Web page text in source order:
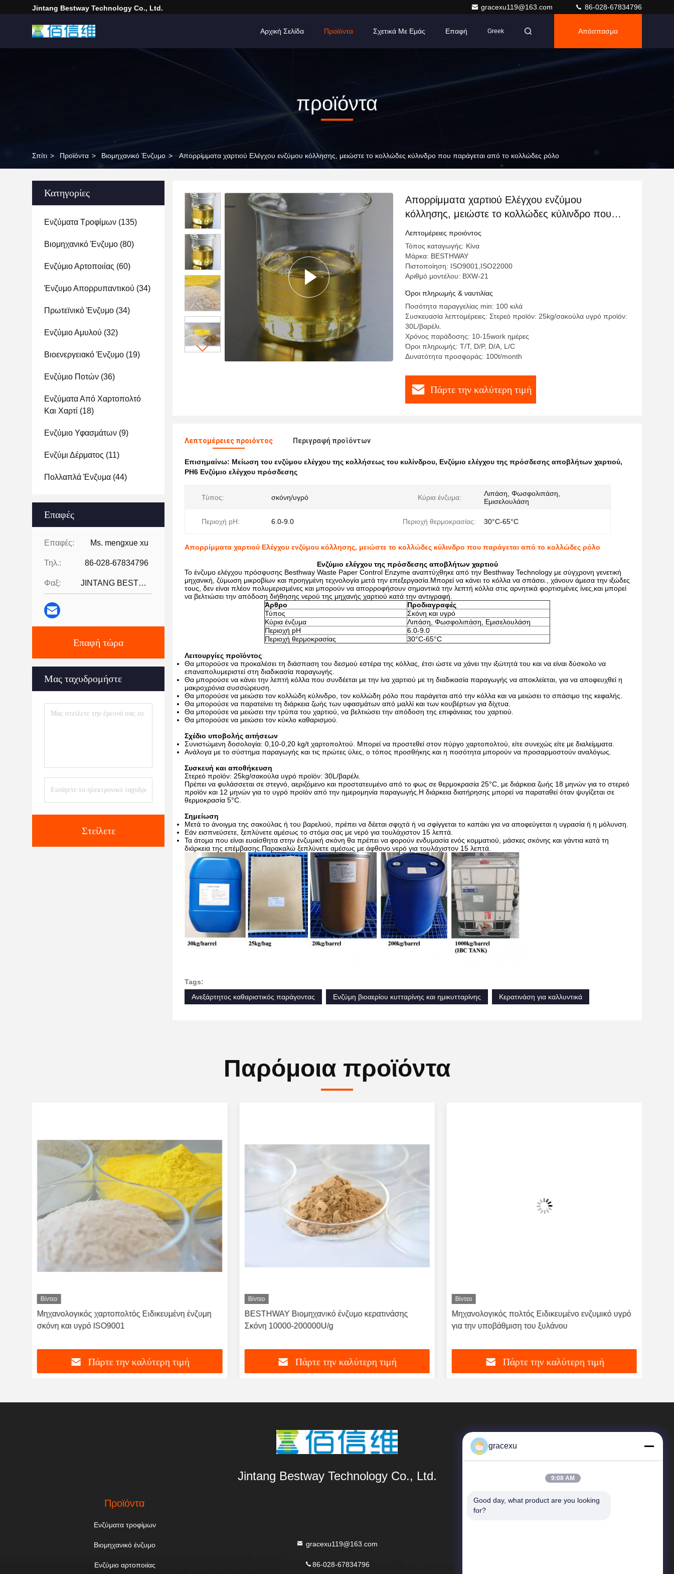
Jintang Bestway Technology Co., Ltd. gracexu119@163.com 86-028-67834796
Αρχική Σελίδα Προϊόντα Σχετικά Με Εμάς Επαφή Greek Απόσπασμα
προϊόντα
Σπίτι > Προϊόντα > Βιομηχανικό Ένζυμο > Απορρίμματα χαρτιού Ελέγχου ενζύμου κόλλησης, μειώστε το κολλώδες κύλινδρο που παράγεται από το κολλώδες ρόλο
Κατηγορίες
Ενζύματα Τροφίμων (135)
Βιομηχανικό Ένζυμο (80)
Ενζύμιο Αρτοποιίας (60)
Ένζυμο Απορρυπαντικού (34)
Πρωτεϊνικό Ένζυμο (34)
Ενζύμιο Αμυλού (32)
Βιοενεργειακό Ένζυμο (19)
Ενζύμιο Ποτών (36)
Ενζύματα Από Χαρτοπολτό
Και Χαρτί (18)
Ενζύμιο Υφασμάτων (9)
Ενζύμι Δέρματος (11)
Πολλαπλά Ένζυμα (44)
Επαφές
Επαφές: Ms. mengxue xu
Τηλ.: 86-028-67834796
Φαξ: JINTANG BESTWAY TECHNOLOGY CO
Επαφή τώρα
Μας ταχυδρομήστε
Στείλετε
Απορρίμματα χαρτιού Ελέγχου ενζύμου
κόλλησης, μειώστε το κολλώδες κύλινδρο που
παράγεται από το κολλώδες ρόλο
Λεπτομέρειες προιόντος
Τόπος καταγωγής: Κίνα
Μάρκα: BESTHWAY
Πιστοποίηση: ISO9001,ISO22000
Αριθμό μοντέλου: BXW-21
Όροι πληρωμής & ναυτιλίας
Ποσότητα παραγγελίας min: 100 κιλά
Συσκευασία λεπτομέρειες: Στερεό προϊόν: 25kg/σακούλα υγρό προϊόν:
30L/βαρέλι.
Χρόνος παράδοσης: 10-15work ημέρες
Όροι πληρωμής: T/T, D/P, D/A, L/C
Δυνατότητα προσφοράς: 100t/month
Πάρτε την καλύτερη τιμή
Λεπτομέρειες προιόντος Περιγραφή προϊόντων
Επισημαίνω: Μείωση του ενζύμου ελέγχου της κολλήσεως του κυλίνδρου, Ενζύμιο ελέγχου της πρόσδεσης αποβλήτων χαρτιού,
PH6 Ενζύμιο ελέγχου πρόσδεσης
Τύπος: σκόνη/υγρό Κύρια ένζυμα:
Λιπάση, Φωσφολιπάση,
Εμισελουλάση
Περιοχή pH: 6.0-9.0 Περιοχή θερμοκρασίας: 30°C-65°C
Απορρίμματα χαρτιού Ελέγχου ενζύμου κόλλησης, μειώστε το κολλώδες κύλινδρο που παράγεται από το κολλώδες ρόλο
Ενζύμιο ελέγχου της πρόσδεσης αποβλήτων χαρτιού
Το ένζυμο ελέγχου πρόσφυσης Besthway Waste Paper Control Enzyme αναπτύχθηκε από την Besthway Technology με σύγχρονη γενετική
μηχανική, ζύμωση μικροβίων και προηγμένη τεχνολογία μετά την επεξεργασία.Μπορεί να κάνει το κόλλα να σπάσει., χάνουν άμεσα την ιξώδες
τους, δεν είναι πλέον πολυμερισμένες και μπορούν να απορροφήσουν σημαντικά την λεπτή κόλλα στις αρνητικά φορτισμένες ίνες,και μπορεί
να βελτιώσει την απόδοση διήθησης νερού της μηχανής χαρτιού κατά την αντιγραφή.
Άρθρο
Προδιαγραφές
Τύπος
Σκόνη και υγρό
Κύρια ένζυμα
Λιπάση, Φωσφολιπάση, Εμισελουλάση
Περιοχή pH
6.0-9.0
Περιοχή θερμοκρασίας
30°C-65°C
Λειτουργίες προϊόντος
Θα μπορούσε να προκαλέσει τη διάσπαση του δεσμού εστέρα της κόλλας, έτσι ώστε να χάνει την ιξώτητά του και να είναι δύσκολο να
επαναπολυμεριστεί στη διαδικασία παραγωγής.
Θα μπορούσε να κάνει την λεπτή κόλλα που συνδέεται με την ίνα χαρτιού με τη διαδικασία παραγωγής να αποκλείεται, για να αποφευχθεί η
μακροχρόνια συσσώρευση.
Θα μπορούσε να μειώσει τον κολλώδη κύλινδρο, τον κολλώδη ρόλο που παράγεται από την κόλλα και να μειώσει το σπάσιμο της κεφαλής.
Θα μπορούσε να παρατείνει τη διάρκεια ζωής των υφασμάτων από μαλλί και των κουβέρτων για δίχτυα.
Θα μπορούσε να μειώσει την τρύπα του χαρτιού, να βελτιώσει την απόδοση της επιφάνειας του χαρτιού.
Θα μπορούσε να μειώσει τον κύκλο καθαρισμού.
Σχέδιο υποβολής αιτήσεων
Συνιστώμενη δοσολογία: 0,10-0,20 kg/t χαρτοπολτού. Μπορεί να προστεθεί στον πύργο χαρτοπολτού, είτε συνεχώς είτε με διαλείμματα.
Ανάλογα με το σύστημα παραγωγής και τις πρώτες ύλες, ο τόπος προσθήκης και η ποσότητα μπορούν να προσαρμοστούν αναλόγως.
Συσκευή και αποθήκευση
Στερεό προϊόν: 25kg/σακούλα υγρό προϊόν: 30L/βαρέλι.
Πρέπει να φυλάσσεται σε στεγνό, αεριζόμενο και προστατευμένο από το φως σε θερμοκρασία 25°C, με διάρκεια ζωής 18 μηνών για το στερεό
προϊόν και 12 μηνών για το υγρό προϊόν από την ημερομηνία παραγωγής.Η διάρκεια διατήρησης μπορεί να παραταθεί όταν ψυγίζεται σε
θερμοκρασία 5°C.
Σημείωση
Μετά το άνοιγμα της σακούλας ή του βαρελιού, πρέπει να δέεται σφιχτά ή να σφίγγεται το καπάκι για να αποφεύγεται η υγρασία ή η μόλυνση.
Εάν εισπνεύσετε, ξεπλύνετε αμέσως το στόμα σας με νερό για τουλάχιστον 15 λεπτά.
Τα άτομα που είναι ευαίσθητα στην ένζυμική σκόνη θα πρέπει να φορούν ενδυμασία ενός κομματιού, μάσκες σκόνης και γάντια κατά τη
διάρκεια της επέμβασης.Παρακαλώ ξεπλύνετε αμέσως με άφθονο νερό για τουλάχιστον 15 λεπτά.
Tags:
Ανεξάρτητος καθαριστικός παράγοντας
Ενζύμη βιοαερίου κυτταρίνης και ημικυτταρίνης Κερατινάση για καλλυντικά
Παρόμοια προϊόντα
Βίντεο
Μηχανολογικός χαρτοπολτός Ειδικευμένη ένζυμη
σκόνη και υγρό ISO9001
Πάρτε την καλύτερη τιμή
Βίντεο
BESTHWAY Βιομηχανικό ένζυμο κερατινάσης
Σκόνη 10000-200000U/g
Πάρτε την καλύτερη τιμή
Βίντεο
Μηχανολογικός πολτός Ειδικευμένο ενζυμικό υγρό
για την υποβάθμιση του ξυλάνου
Πάρτε την καλύτερη τιμή
Jintang Bestway Technology Co., Ltd.
Προϊόντα
Ενζύματα τροφίμων
Βιομηχανικό ένζυμο
Ενζύμιο αρτοποιίας
gracexu119@163.com
86-028-67834796
Γρήγορες Συνδέσεις
gracexu
9:08 AM
Good day, what product are you looking
for?